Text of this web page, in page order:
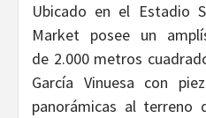
Ubicado en el Estadio
Market posee un
de 2.000 metros
García Vinuesa con
panorámicas al terreno